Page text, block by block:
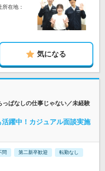
在地：
気になる
ぱなしの仕事じゃない／未経験
活躍中！カジュアル面談実施
問 第二新卒歓迎 転勤なし